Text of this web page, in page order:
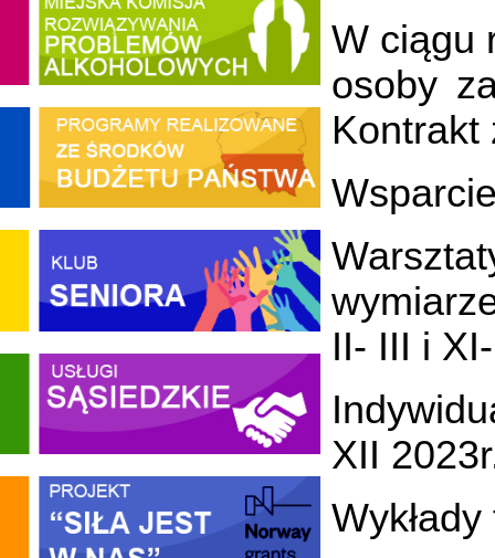
W ciągu
osoby
Kontrakt
II- III i
XII